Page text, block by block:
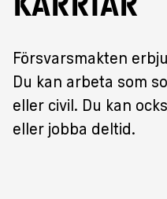
Försvarsmakten
Du kan arbeta som
eller civil. Du kan
eller jobba deltid.